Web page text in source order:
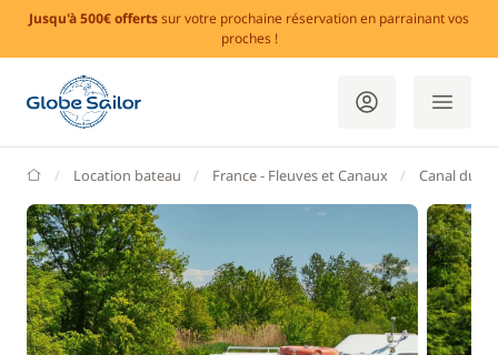
Jusqu'à 500€ offertssur votre prochaine réservation en parrainant vos
proches !
GlobeSailor
Location bateau France - Fleuves et Canaux Canal du